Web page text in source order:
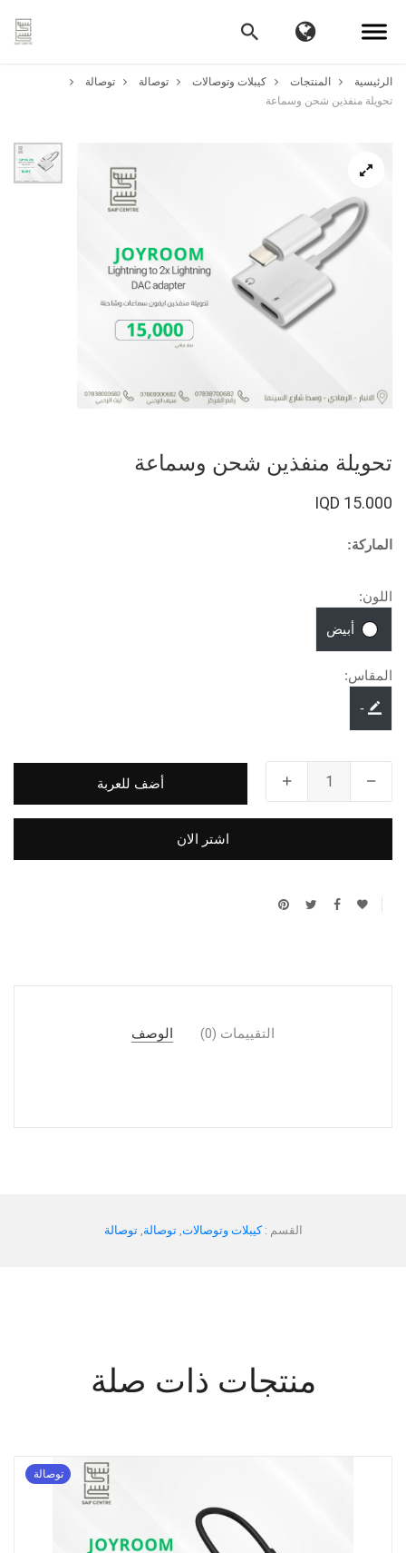
الرئيسية المنتجات كيبلات وتوصالات توصالة
توصالة
تحويلة منفذين شحن وسماعة
تحويلة منفذين شحن وسماعة
15.000 IQD
الماركة:
اللون:
المقاس:
-
أضف للعربة
اشتر الان
الوصف التقييمات (0)
القسم :كيبلات وتوصالات ,توصالة ,توصالة
منتجات ذات صلة